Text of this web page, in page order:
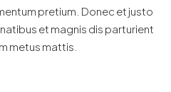
pretium. Donec et justo
et magnis dis parturient
metus mattis.